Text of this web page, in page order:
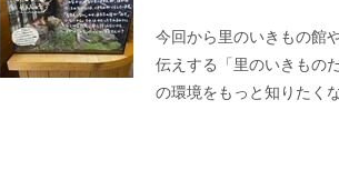
今回から里のいきもの館
伝えする「里のいきもの
の環境をもっと知りたく